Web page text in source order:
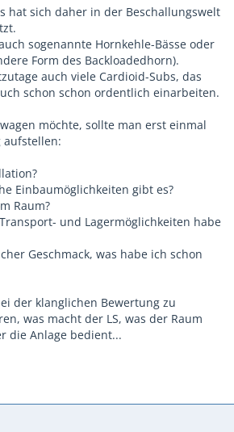
hat sich daher in der Beschallungswelt
sogenannte Hornkehle-Bässe oder
Form des Backloadedhorn).
auch viele Cardioid-Subs, das
schon schon ordentlich einarbeiten.
möchte, sollte man erst einmal
aufstellen:
Einbaumöglichkeiten gibt es?
Raum?
und Lagermöglichkeiten habe
Geschmack, was habe ich schon
der klanglichen Bewertung zu
was macht der LS, was der Raum
die Anlage bedient...